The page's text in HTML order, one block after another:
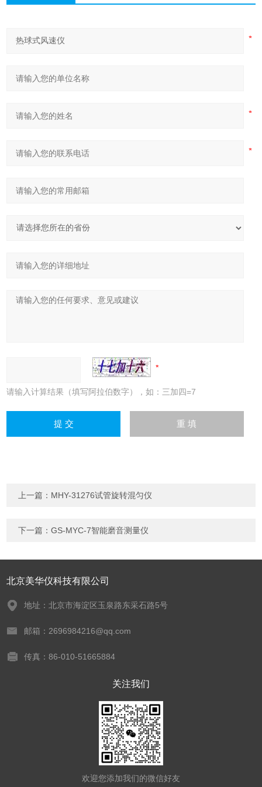
请输入计算结果（填写阿拉伯数字），如：三加四=7
上一篇： MHY-31276试管旋转混匀仪
下一篇：GS-MYC-7智能磨音测量仪
北京美华仪科技有限公司
地址：北京市海淀区玉泉路东采石路5号
邮箱：2696984216@qq.com
传真：86-010-51665884
关注我们
欢迎您添加我们的微信好友